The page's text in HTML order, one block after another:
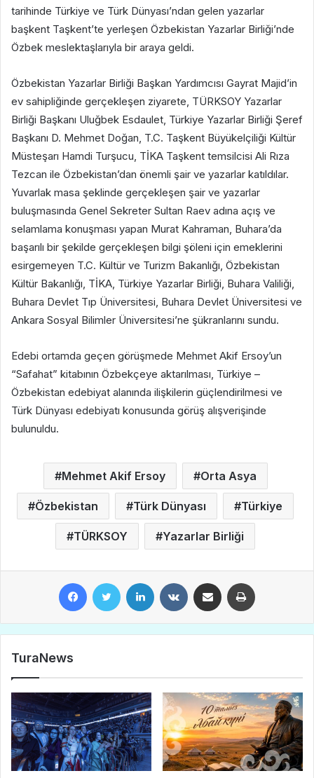
tarihinde Türkiye ve Türk Dünyası’ndan gelen yazarlar
başkent Taşkent’te yerleşen Özbekistan Yazarlar Birliği’nde
Özbek meslektaşlarıyla bir araya geldi.
Özbekistan Yazarlar Birliği Başkan Yardımcısı Gayrat Majid’in
ev sahipliğinde gerçekleşen ziyarete, TÜRKSOY Yazarlar
Birliği Başkanı Uluğbek Esdaulet, Türkiye Yazarlar Birliği Şeref
Başkanı D. Mehmet Doğan, T.C. Taşkent Büyükelçiliği Kültür
Müsteşarı Hamdi Turşucu, TİKA Taşkent temsilcisi Ali Rıza
Tezcan ile Özbekistan’dan önemli şair ve yazarlar katıldılar.
Yuvarlak masa şeklinde gerçekleşen şair ve yazarlar
buluşmasında Genel Sekreter Sultan Raev adına açış ve
selamlama konuşması yapan Murat Kahraman, Buhara’da
başarılı bir şekilde gerçekleşen bilgi şöleni için emeklerini
esirgemeyen T.C. Kültür ve Turizm Bakanlığı, Özbekistan
Kültür Bakanlığı, TİKA, Türkiye Yazarlar Birliği, Buhara Valiliği,
Buhara Devlet Tıp Üniversitesi, Buhara Devlet Üniversitesi ve
Ankara Sosyal Bilimler Üniversitesi’ne şükranlarını sundu.
Edebi ortamda geçen görüşmede Mehmet Akif Ersoy’un
“Safahat” kitabının Özbekçeye aktarılması, Türkiye –
Özbekistan edebiyat alanında ilişkilerin güçlendirilmesi ve
Türk Dünyası edebiyatı konusunda görüş alışverişinde
bulunuldu.
Mehmet Akif Ersoy Orta Asya
Özbekistan Türk Dünyası Türkiye
TÜRKSOY Yazarlar Birliği
TuraNews